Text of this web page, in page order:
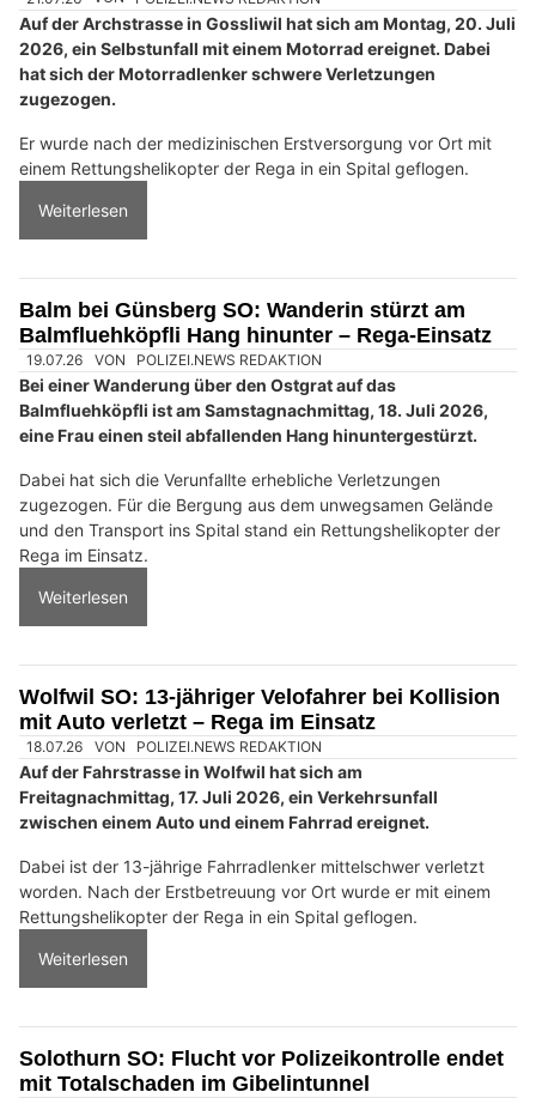
Auf der Archstrasse in Gossliwil hat sich am Montag, 20. Juli
2026, ein Selbstunfall mit einem Motorrad ereignet. Dabei
hat sich der Motorradlenker schwere Verletzungen
zugezogen.
Er wurde nach der medizinischen Erstversorgung vor Ort mit
einem Rettungshelikopter der Rega in ein Spital geflogen.
Weiterlesen
Balm bei Günsberg SO: Wanderin stürzt am
Balmfluehköpfli Hang hinunter – Rega-Einsatz
19.07.26 VON POLIZEI.NEWS REDAKTION
Bei einer Wanderung über den Ostgrat auf das
Balmfluehköpfli ist am Samstagnachmittag, 18. Juli 2026,
eine Frau einen steil abfallenden Hang hinuntergestürzt.
Dabei hat sich die Verunfallte erhebliche Verletzungen
zugezogen. Für die Bergung aus dem unwegsamen Gelände
und den Transport ins Spital stand ein Rettungshelikopter der
Rega im Einsatz.
Weiterlesen
Wolfwil SO: 13-jähriger Velofahrer bei Kollision
mit Auto verletzt – Rega im Einsatz
18.07.26 VON POLIZEI.NEWS REDAKTION
Auf der Fahrstrasse in Wolfwil hat sich am
Freitagnachmittag, 17. Juli 2026, ein Verkehrsunfall
zwischen einem Auto und einem Fahrrad ereignet.
Dabei ist der 13-jährige Fahrradlenker mittelschwer verletzt
worden. Nach der Erstbetreuung vor Ort wurde er mit einem
Rettungshelikopter der Rega in ein Spital geflogen.
Weiterlesen
Solothurn SO: Flucht vor Polizeikontrolle endet
mit Totalschaden im Gibelintunnel